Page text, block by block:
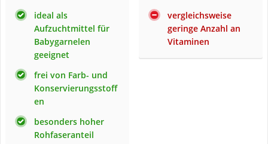
ideal als
Aufzuchtmittel für
Babygarnelen
geeignet
frei von Farb- und
Konservierungsstoff
en
besonders hoher
Rohfaseranteil
vergleichsweise
geringe Anzahl an
Vitaminen